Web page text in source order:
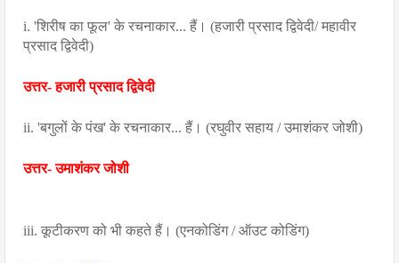
i. 'शिरीष का फूल' के रचनाकार... हैं। (हजारी प्रसाद द्विवेदी/ महावीर
प्रसाद द्विवेदी)
उत्तर- हजारी प्रसाद द्विवेदी
ii. 'बगुलों के पंख' के रचनाकार... हैं। (रघुवीर सहाय / उमाशंकर जोशी)
उत्तर- उमाशंकर जोशी
iii. कूटीकरण को भी कहते हैं। (एनकोडिंग / ऑउट कोडिंग)